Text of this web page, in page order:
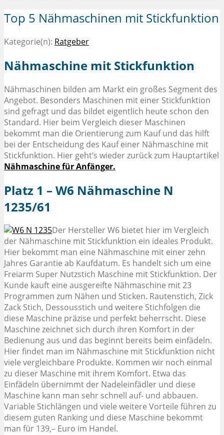
Top 5 Nähmaschinen mit Stickfunktion
Kategorie(n): Ratgeber
Nähmaschine mit Stickfunktion
Nähmaschinen bilden am Markt ein großes Segment des
Angebot. Besonders Maschinen mit einer Stickfunktion
sind gefragt und das bildet eigentlich heute schon den
Standard. Hier beim Vergleich dieser Maschinen
bekommt man die Orientierung zum Kauf und das hilft
bei der Entscheidung des Kauf einer Nähmaschine mit
Stickfunktion. Hier geht’s wieder zurück zum Hauptartikel
Nähmaschine für Anfänger.
Platz 1 – W6 Nähmaschine N
1235/61
Der Hersteller W6 bietet hier im Vergleich
der Nähmaschine mit Stickfunktion ein ideales Produkt.
Hier bekommt man eine Nähmaschine mit einer zehn
Jahres Garantie ab Kaufdatum. Es handelt sich um eine
Freiarm Super Nutzstich Maschine mit Stickfunktion. Der
Kunde kauft eine ausgereifte Nähmaschine mit 23
Programmen zum Nähen und Sticken. Rautenstich, Zick
Zack Stich, Dessousstich und weitere Stichfolgen die
diese Maschine präzise und perfekt beherrscht. Diese
Maschine zeichnet sich durch ihren Komfort in der
Bedienung aus und das beginnt bereits beim einfädeln.
Hier findet man im Nähmaschine mit Stickfunktion nicht
viele vergleichbare Produkte. Kommen wir noch einmal
zu dieser Maschine mit ihrem Komfort. Etwa das
Einfädeln übernimmt der Nadeleinfädler und diese
Maschine kann man sehr schnell auf- und abbauen.
Variable Stichlängen und viele weitere Vorteile führen zu
diesem guten Ranking und diese Maschine bekommt
man für 139,– Euro im Handel.